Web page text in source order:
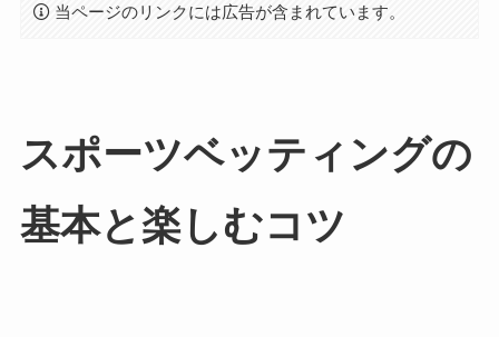
当ページのリンクには広告が含まれています。
スポーツベッティングの
基本と楽しむコツ